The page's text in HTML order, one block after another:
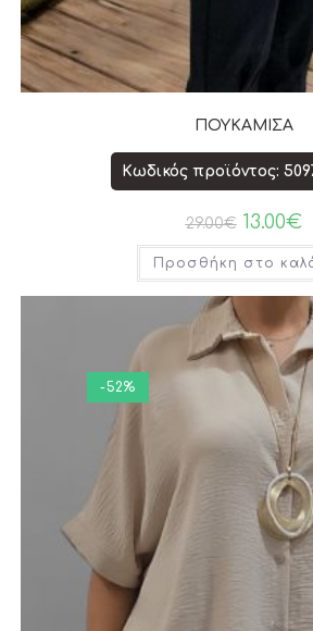
ΠΟΥΚΑΜΙΣΑ
Κωδικός προϊόντος:
29.00€ 13.00€
Προσθήκη στο
-52%